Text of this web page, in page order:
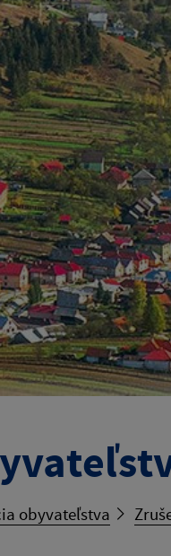
obyvateľstva